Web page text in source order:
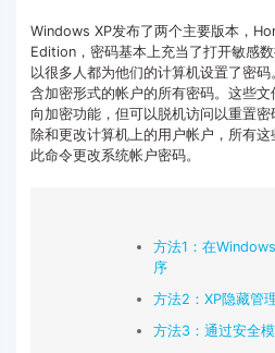
Windows XP发布了两个主要版本，
Edition，密码基本上充当了打开敏感
以很多人都为他们的计算机设置了密
含加密形式的帐户的所有密码。这些
向加密功能，但可以脱机访问以重置
除和更改计算机上的用户帐户，所有
此命令更改系统帐户密码。
方法1：在
序
方法2：XP隐藏管
方法3：通过安全